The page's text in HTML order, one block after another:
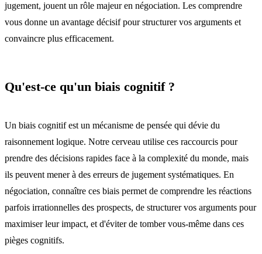
jugement, jouent un rôle majeur en négociation. Les comprendre
vous donne un avantage décisif pour structurer vos arguments et
convaincre plus efficacement.
Qu'est-ce qu'un biais cognitif ?
Un biais cognitif est un mécanisme de pensée qui dévie du
raisonnement logique. Notre cerveau utilise ces raccourcis pour
prendre des décisions rapides face à la complexité du monde, mais
ils peuvent mener à des erreurs de jugement systématiques. En
négociation, connaître ces biais permet de comprendre les réactions
parfois irrationnelles des prospects, de structurer vos arguments pour
maximiser leur impact, et d'éviter de tomber vous-même dans ces
pièges cognitifs.